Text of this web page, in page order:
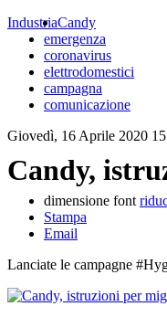
IndustriaCandy
emergenza
coronavirus
elettrodomestici
campagna
comunicazione
Giovedì, 16 Aprile 2020
Candy,
dimensione font
Stampa
Email
Lanciate le campagne